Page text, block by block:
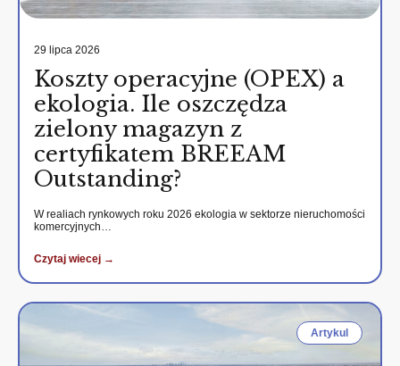
29 lipca 2026
Koszty operacyjne (OPEX) a
ekologia. Ile oszczędza
zielony magazyn z
certyfikatem BREEAM
Outstanding?
W realiach rynkowych roku 2026 ekologia w sektorze nieruchomości
komercyjnych…
Czytaj wiecej →
Artykul